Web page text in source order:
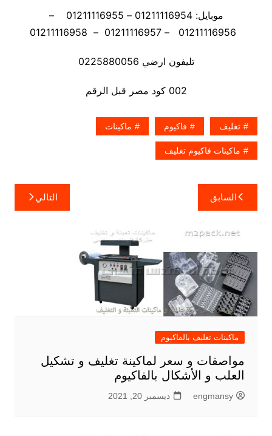
موبايل: 01211116954 – 01211116955 –
تليفون ارضي 0225880056
002 كود مصر قبل الرقم
تغليف فاكيوم ماكينات
ماكينات فاكيوم تغليف
تصفّح
المقالات
السابق التالي
ماكينات تغليف بالفاكيوم
مواصفات و سعر لماكينة تغليف و تشكيل
العلب و الأشكال بالفاكيوم
engmansy ديسمبر 20, 2021